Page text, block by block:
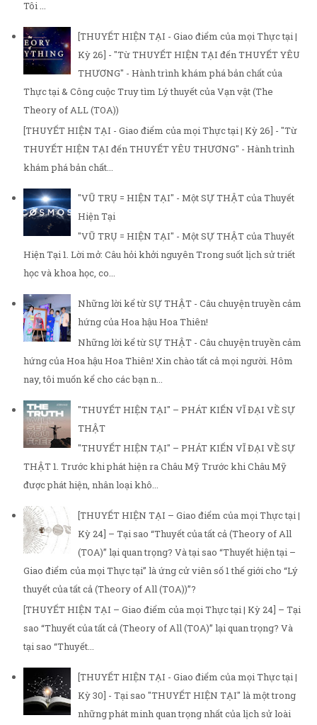
Tôi ...
[THUYẾT HIỆN TẠI - Giao điểm của mọi Thực tại |
Kỳ 26] - "Từ THUYẾT HIỆN TẠI đến THUYẾT YÊU
THƯƠNG" - Hành trình khám phá bản chất của
Thực tại & Công cuộc Truy tìm Lý thuyết của Vạn vật (The
Theory of ALL (TOA))
[THUYẾT HIỆN TẠI - Giao điểm của mọi Thực tại | Kỳ 26] - "Từ
THUYẾT HIỆN TẠI đến THUYẾT YÊU THƯƠNG" - Hành trình
khám phá bản chất...
"VŨ TRỤ = HIỆN TẠI" - Một SỰ THẬT của Thuyết
Hiện Tại
"VŨ TRỤ = HIỆN TẠI" - Một SỰ THẬT của Thuyết
Hiện Tại 1. Lời mở: Câu hỏi khởi nguyên Trong suốt lịch sử triết
học và khoa học, co...
Những lời kể từ SỰ THẬT - Câu chuyện truyền cảm
hứng của Hoa hậu Hoa Thiên!
Những lời kể từ SỰ THẬT - Câu chuyện truyền cảm
hứng của Hoa hậu Hoa Thiên! Xin chào tất cả mọi người. Hôm
nay, tôi muốn kể cho các bạn n...
"THUYẾT HIỆN TẠI" – PHÁT KIẾN VĨ ĐẠI VỀ SỰ
THẬT
"THUYẾT HIỆN TẠI" – PHÁT KIẾN VĨ ĐẠI VỀ SỰ
THẬT 1. Trước khi phát hiện ra Châu Mỹ Trước khi Châu Mỹ
được phát hiện, nhân loại khô...
[THUYẾT HIỆN TẠI – Giao điểm của mọi Thực tại |
Kỳ 24] – Tại sao “Thuyết của tất cả (Theory of All
(TOA)” lại quan trọng? Và tại sao “Thuyết hiện tại –
Giao điểm của mọi Thực tại” là ứng cử viên số 1 thế giới cho “Lý
thuyết của tất cả (Theory of All (TOA))”?
[THUYẾT HIỆN TẠI – Giao điểm của mọi Thực tại | Kỳ 24] – Tại
sao “Thuyết của tất cả (Theory of All (TOA)” lại quan trọng? Và
tại sao “Thuyết...
[THUYẾT HIỆN TẠI - Giao điểm của mọi Thực tại |
Kỳ 30] - Tại sao "THUYẾT HIỆN TẠI" là một trong
những phát minh quan trọng nhất của lịch sử loài